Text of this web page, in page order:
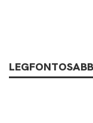
LEGFONTOSABB